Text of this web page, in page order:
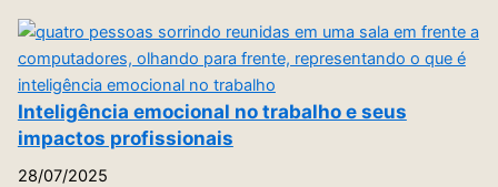
Inteligência emocional no trabalho e seus
impactos profissionais
28/07/2025